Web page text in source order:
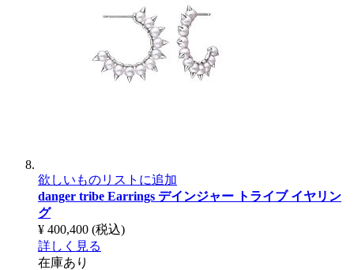
欲しいものリストに追加
danger tribe Earrings デインジャー トライブ イヤリン
グ
¥ 400,400 (税込)
詳しく見る
在庫あり